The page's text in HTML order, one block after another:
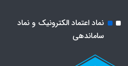
نماد اعتماد الکترونیک و نماد
ساماندهی